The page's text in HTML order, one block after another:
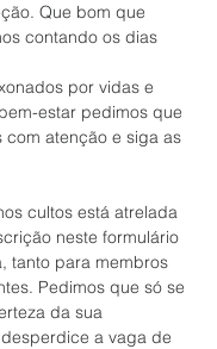
Que bom que
contando os dias
por vidas e
estar pedimos que
com atenção e siga as
cultos está atrelada
neste formulário
tanto para membros
Pedimos que só se
da sua
a vaga de